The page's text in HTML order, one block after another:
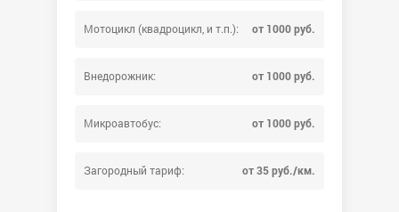
Мотоцикл (квадроцикл, и т.п.): от 1000 руб.
Внедорожник: от 1000 руб.
Микроавтобус: от 1000 руб.
Загородный тариф: от 35 руб./км.